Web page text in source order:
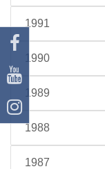
1991
1990
1989
1988
1987